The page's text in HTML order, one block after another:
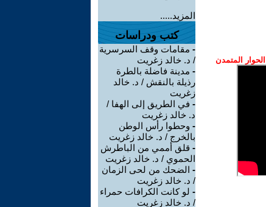
المتمدن
المزيد.....
كتب ودراسات
- مقامات وقف السرسرية
/ د. خالد زغريت
- مدينة فاضلة بالطرة
رذيلة بالنقش / د. خالد
زغريت
- في الطريق إلى الهفا /
د. خالد زغريت
- وحطوا رأس الوطن
بالخرج / د. خالد زغريت
- قلق أممي من الباطرش
الحموي / د. خالد زغريت
- الضحك من لحى الزمان
/ د. خالد زغريت
- لو كانت الكرافات حمراء
/ د. خالد زغريت